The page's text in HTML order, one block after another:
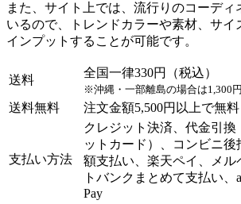
また、サイト上では、流行りのコーディ
いるので、トレンドカラーや素材、サイ
インプットすることが可能です。
送料
全国一律330円（税込）
※沖縄・一部離島の場合は1,300円
送料無料 注文金額5,500円以上で無料
支払い方法
クレジット決済、代金引換
ットカード）、コンビニ後
額支払い、楽天ペイ、メル
トバンクまとめて支払い、
Pay